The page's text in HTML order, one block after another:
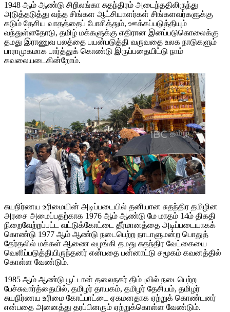
1948 ஆம் ஆண்டு சிறிலங்கா சுதந்திரம் அடைந்ததிலிருந்து
அடுத்தடுத்து வந்த சிங்கள ஆட்சியாளர்கள் சிங்களவர்களுக்கு
கடும் தேசிய வாதத்தைப் போசித்தும், ஊக்கப்படுத்தியும்
வந்துள்ளதோடு, தமிழ் மக்களுக்கு எதிரான இனப்படுகொலைக்கு
தமது இராணுவ பலத்தை பயன்படுத்தி வருவதை உலக நாடுகளும்
பாராமுகமாக பார்த்துக் கொண்டு இருப்பதையிட்டு நாம்
கவலையடைகின்றோம்.
சுயநிர்ணய உரிமையின் அடிப்படையில் தனியான சுதந்திர தமிழின
அரசை அமைப்பதற்காக 1976 ஆம் ஆண்டு மே மாதம் 14ம் திகதி
நிறைவேற்றப்பட்ட வட்டுக்கோட்டை தீர்மானத்தை அடிப்படையாகக்
கொண்டு 1977 ஆம் ஆண்டு நடைபெற்ற நாடாளுமன்ற பொதுத்
தேர்தலில் மக்கள் ஆணை வழங்கி தமது சுதந்திர வேட்கையை
வெளிப்படுத்தியிருந்தனர் என்பதை பன்னாட்டு சமூகம் கவனத்தில்
கொள்ள வேண்டும்.
1985 ஆம் ஆண்டு பூட்டான் தலைநகர் திம்புவில் நடைபெற்ற
பேச்சுவார்த்தையில், தமிழர் தாயகம், தமிழர் தேசியம், தமிழர்
சுயநிர்ணய உரிமை கோட்பாட்டை ஏகமனதாக ஏற்றுக் கொண்டனர்
என்பதை அனைத்து தரப்பினரும் ஏற்றுக்கொள்ள வேண்டும்.